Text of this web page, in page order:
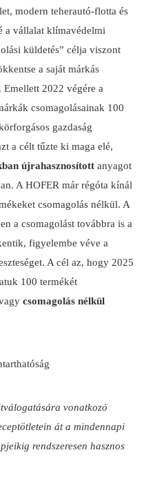
modern teherautó-flotta és
a vállalat klímavédelmi
küldetés” célja viszont
a saját márkás
2022 végére a
csomagolásainak 100
gazdaság
a célt tűzte ki maga elé,
újrahasznosított anyagot
A HOFER már régóta kínál
csomagolás nélkül. A
a csomagolást továbbra is a
figyelembe véve a
A cél az, hogy 2025
100 termékét
csomagolás nélkül
vonatkozó
át a mindennapi
rendszeresen hasznos